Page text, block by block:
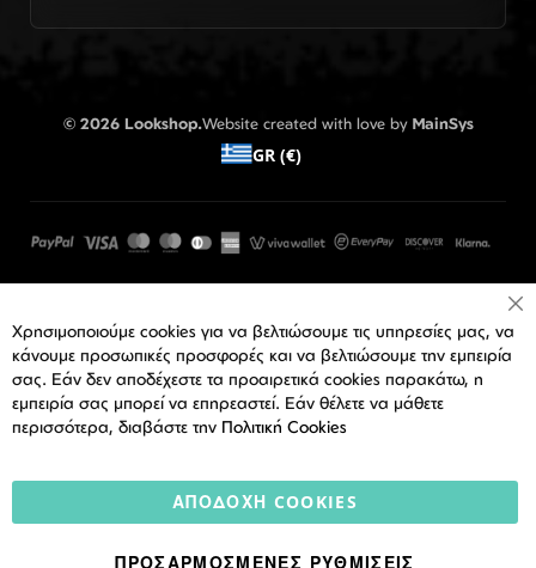
© 2026 Lookshop.Website created with love by MainSys
GR (€)
Χρησιμοποιούμε cookies για να βελτιώσουμε τις υπηρεσίες μας, να
κάνουμε προσωπικές προσφορές και να βελτιώσουμε την εμπειρία
σας. Εάν δεν αποδέχεστε τα προαιρετικά cookies παρακάτω, η
εμπειρία σας μπορεί να επηρεαστεί. Εάν θέλετε να μάθετε
περισσότερα, διαβάστε την Πολιτική Cookies
ΑΠΟΔΟΧΉ COOKIES
ΠΡΟΣΑΡΜΟΣΜΈΝΕΣ ΡΥΘΜΊΣΕΙΣ